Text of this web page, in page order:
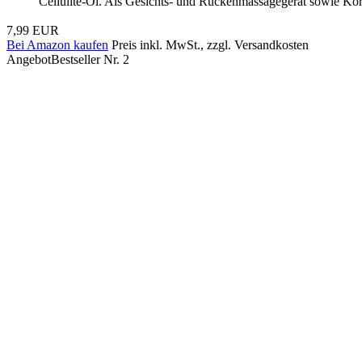
7,99 EUR
Bei Amazon kaufen Preis inkl. MwSt., zzgl. Versandkosten
AngebotBestseller Nr. 2